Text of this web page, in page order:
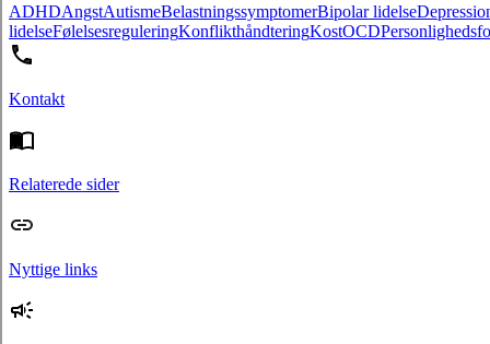
ADHDAngstAutismeBelastningssymptomerBipolar lidelse
lidelseFølelsesreguleringKonflikthåndteringKostOCD
Kontakt
Relaterede sider
Nyttige links